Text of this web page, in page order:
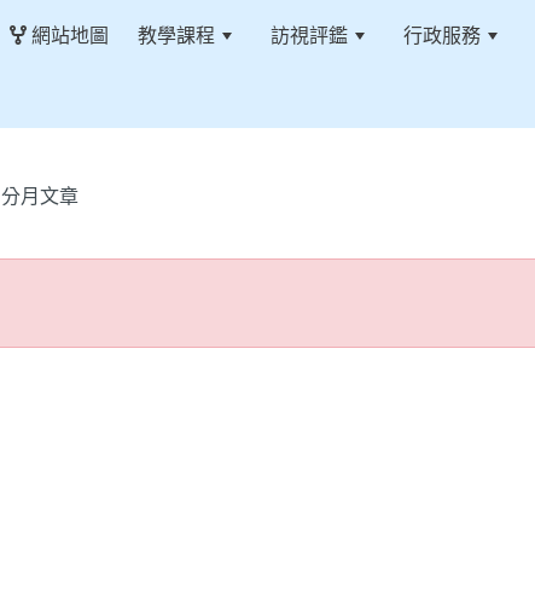
網站地圖 教學課程 訪視評鑑 行政服務
分月文章